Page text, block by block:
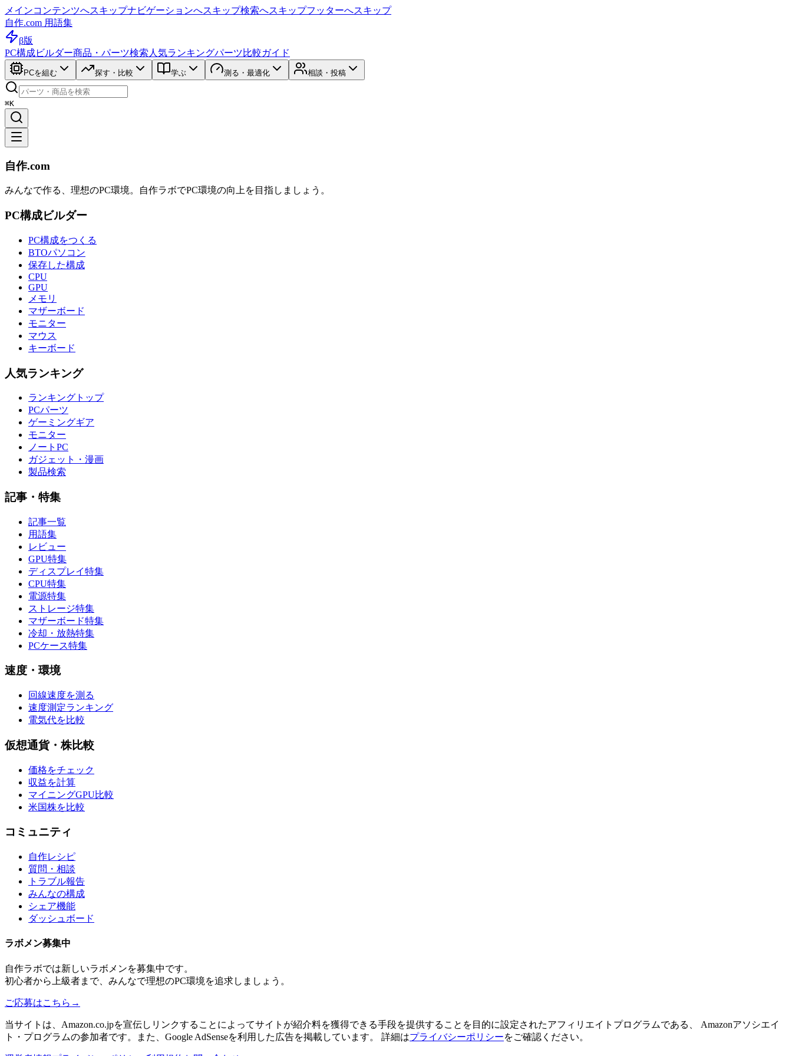
メインコンテンツへスキップナビゲーションへスキップ検索へスキップフッターへスキップ
自作.com 用語集
β版
PC構成ビルダー商品・パーツ検索 人気ランキングパーツ比較ガイド
PCを組む 探す・比較 学ぶ 測る・最適化 相談・投稿
⌘K
自作.com
みんなで作る、理想のPC環境。 自作ラボでPC環境の向上を目指しましょう。
PC構成ビルダー
PC構成をつくる
BTOパソコン
保存した構成
CPU
GPU
メモリ
マザーボード
モニター
マウス
キーボード
人気ランキング
ランキングトップ
PCパーツ
ゲーミングギア
モニター
ノートPC
ガジェット・漫画
製品検索
記事・特集
記事一覧
用語集
レビュー
GPU特集
ディスプレイ特集
CPU特集
電源特集
ストレージ特集
マザーボード特集
冷却・放熱特集
PCケース特集
速度・環境
回線速度を測る
速度測定ランキング
電気代を比較
仮想通貨・株比較
価格をチェック
収益を計算
マイニングGPU比較
米国株を比較
コミュニティ
自作レシピ
質問・相談
トラブル報告
みんなの構成
シェア機能
ダッシュボード
ラボメン募集中
自作ラボでは新しいラボメンを募集中です。
初心者から上級者まで、みんなで理想のPC環境を追求しましょう。
ご応募はこちら →
当サイトは、Amazon.co.jpを宣伝しリンクすることによってサイトが紹介料を獲得できる手段を提供することを目的に設定されたアフィリエイトプログラムである、 Amazonアソシエイ
ト・プログラムの参加者です。また、Google AdSenseを利用した広告を掲載しています。 詳細はプライバシーポリシーをご確認ください。